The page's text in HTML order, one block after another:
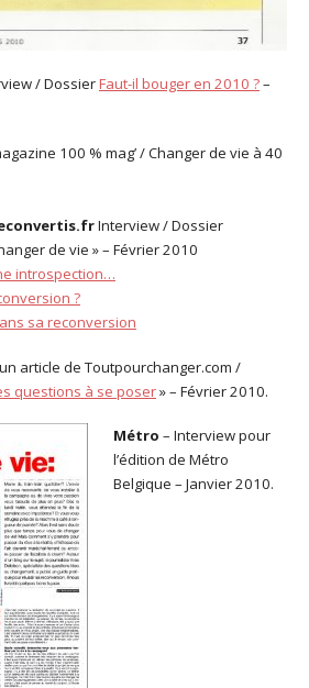
/ DossierFaut-il bouger en 2010 ?–
100 % mag’ / Changer de vie à 40
Interview / Dossier
de vie » – Février 2010
introspection…
?
sa reconversion
article de Toutpourchanger.com /
questions à se poser» – Février 2010.
Métro – Interview pour
l’édition de Métro
Belgique – Janvier 2010.